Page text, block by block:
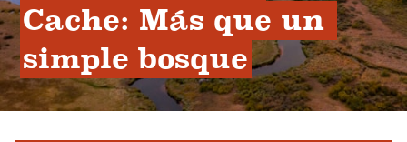
Cache: Más que un
simple bosque